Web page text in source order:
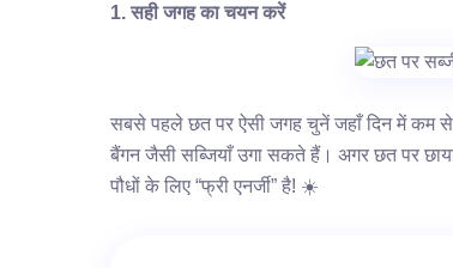
1. सही जगह का चयन करें
सबसे पहले छत पर ऐसी जगह चुनें जहाँ दिन में कम से
बैंगन जैसी सब्जियाँ उगा सकते हैं। अगर छत पर
पौधों के लिए “फ्री एनर्जी” है! ☀️